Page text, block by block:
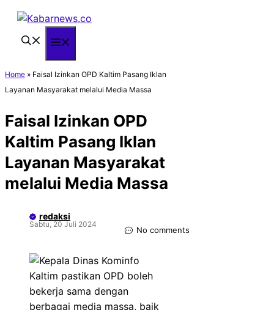
Langsung
Home » Faisal Izinkan OPD Kaltim Pasang Iklan
Layanan Masyarakat melalui Media Massa
Faisal Izinkan OPD
Kaltim Pasang Iklan
Layanan Masyarakat
melalui Media Massa
redaksi
Sabtu, 20 Juli 2024
No comments